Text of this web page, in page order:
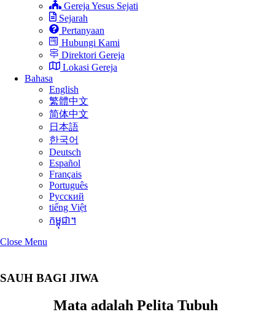
Gereja Yesus Sejati
Sejarah
Pertanyaan
Hubungi Kami
Direktori Gereja
Lokasi Gereja
Bahasa
English
繁體中文
简体中文
日本語
한국어
Deutsch
Español
Français
Português
Русский
tiếng Việt
កម្ពុជា។
Close Menu
SAUH BAGI JIWA
Mata adalah Pelita Tubuh